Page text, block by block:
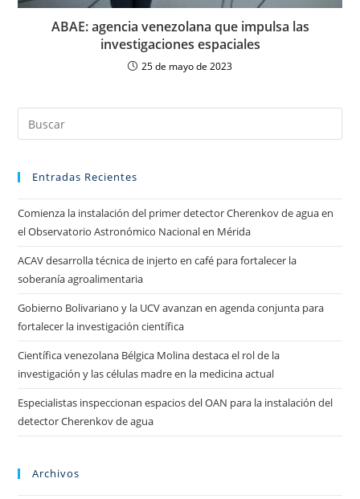
ABAE: agencia venezolana que impulsa las
investigaciones espaciales
25 de mayo de 2023
Entradas Recientes
Comienza la instalación del primer detector Cherenkov de agua en
el Observatorio Astronómico Nacional en Mérida
ACAV desarrolla técnica de injerto en café para fortalecer la
soberanía agroalimentaria
Gobierno Bolivariano y la UCV avanzan en agenda conjunta para
fortalecer la investigación científica
Científica venezolana Bélgica Molina destaca el rol de la
investigación y las células madre en la medicina actual
Especialistas inspeccionan espacios del OAN para la instalación del
detector Cherenkov de agua
Archivos